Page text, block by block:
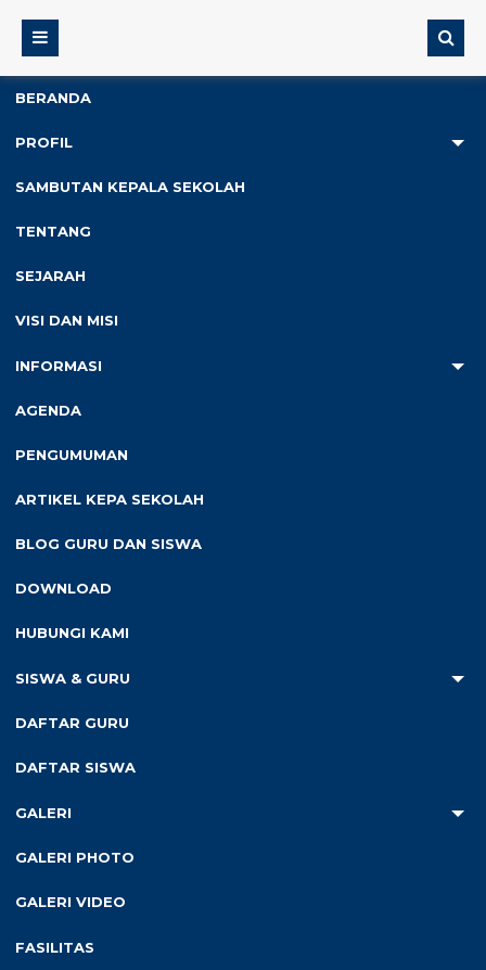
BERANDA
PROFIL
SAMBUTAN KEPALA SEKOLAH
TENTANG
SEJARAH
VISI DAN MISI
INFORMASI
AGENDA
PENGUMUMAN
ARTIKEL KEPA SEKOLAH
BLOG GURU DAN SISWA
DOWNLOAD
HUBUNGI KAMI
SISWA & GURU
DAFTAR GURU
DAFTAR SISWA
GALERI
GALERI PHOTO
GALERI VIDEO
FASILITAS
AWAL YANG LUAR BIASA
0
itu, saya belum yakin bahwa
penuh dari keluarga maupun dari sekolah akhirnya saya pun
Tepat tanggal 28 Desember 2021 saya dilantik dan tanggal 5
Krajan, Poncosari, Srandakan. Dengan modal Bismillah dan
dengan penuh rasa syukur dan ikhlas. Pada awalnya rasa
penuh keikhlasan saya pun menemukan kenyamanan di
untuk mewakili Kapanewon Srandakan maju lomba Tata